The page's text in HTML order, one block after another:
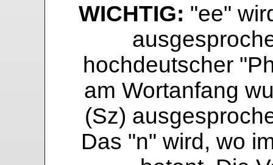
WICHTIG: "ee"
hochdeutscher
am Wortanfang
(Sz)
Das "n" wird, wo